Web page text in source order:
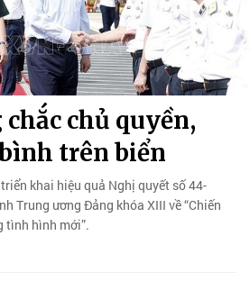
chắc chủ quyền,
trên biển
khai hiệu quả Nghị quyết số 44-
Trung ương Đảng khóa XIII về “Chiến
tình hình mới”.